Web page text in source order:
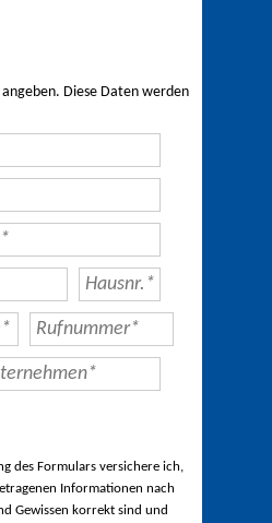
Diese Daten werden
des Formulars versichere ich,
Informationen nach
Gewissen korrekt sind und